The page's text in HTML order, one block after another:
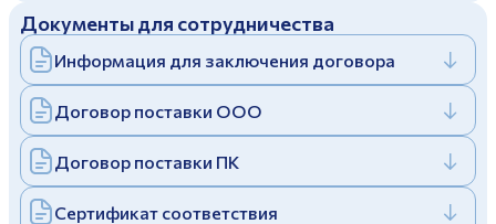
Отправить
Заполняя и отправляя форму, вы соглашаетесь
cполитикой конфиденциальности
Заполняя и отправляя форму, вы соглашаетесь
cполитикой конфиденциальности
Дулевский фарфоровый завод ©
Политика конфиденциальности
Документы для сотрудничества
Информация для заключения договора
Договор поставки ООО
Договор поставки ПК
Сертификат соответствия